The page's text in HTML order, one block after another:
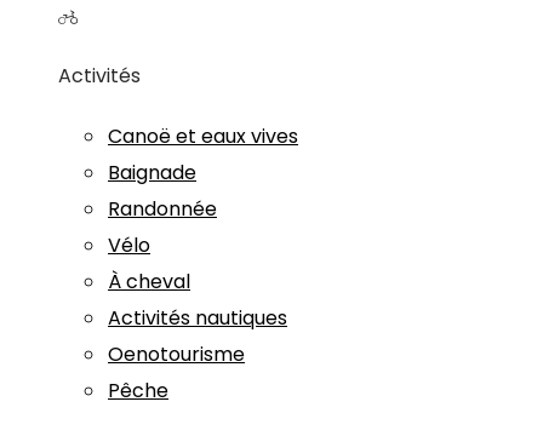
Activités
Canoë et eaux vives
Baignade
Randonnée
Vélo
À cheval
Activités nautiques
Oenotourisme
Pêche